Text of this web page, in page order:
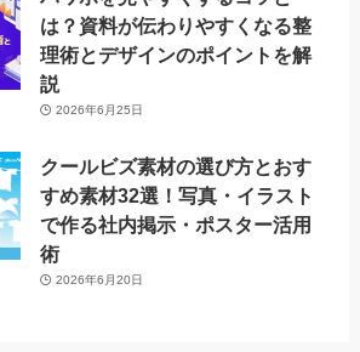
は？資料が伝わりやすくなる整
理術とデザインのポイントを解
説
2026年6月25日
クールビズ素材の選び方とおす
すめ素材32選！写真・イラスト
で作る社内掲示・ポスター活用
術
2026年6月20日